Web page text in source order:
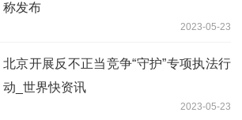
称发布
2023-05-23
北京开展反不正当竞争“守护”专项执法行
动_世界快资讯
2023-05-23